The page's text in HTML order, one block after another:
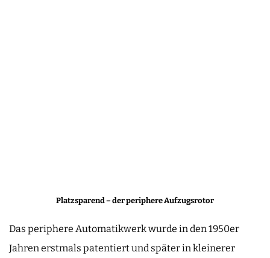
Platzsparend – der periphere Aufzugsrotor
Das periphere Automatikwerk wurde in den 1950er
Jahren erstmals patentiert und später in kleinerer